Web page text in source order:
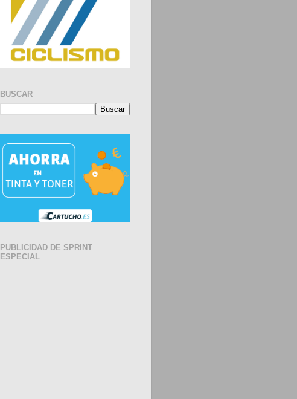
BUSCAR
PUBLICIDAD DE SPRINT
ESPECIAL